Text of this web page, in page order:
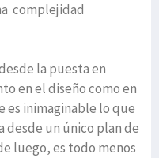
complejidad
la puesta en
en el diseño como en
es inimaginable lo que
un único plan de
luego, es todo menos